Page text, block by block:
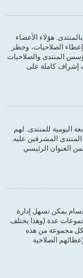
هؤلاء الأعضاء
الصلاحيات، وحظر
المنتدى والصلاحيات
إشراف كاملة على
اليومية للمنتدى. لهم
المشرفين عليه.
العنوان الرئيسي
يمكن تسهل إدارة
عدة (وهذا يختلف
لكل مجموعة من هذه
الصلاحية